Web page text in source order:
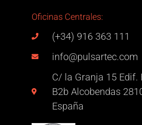
Oficinas Centrales:
(+34) 916 363 111
info@pulsartec.com
C/ la Granja 15 Edif.
B2b Alcobendas
España